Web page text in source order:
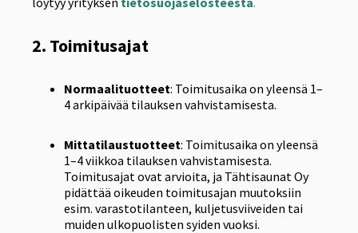
2. Toimitusajat
Normaalituotteet: Toimitusaika on yleensä 1–
4 arkipäivää tilauksen vahvistamisesta.
Mittatilaustuotteet: Toimitusaika on yleensä
1–4 viikkoa tilauksen vahvistamisesta.
Toimitusajat ovat arvioita, ja Tähtisaunat Oy
pidättää oikeuden toimitusajan muutoksiin
esim. varastotilanteen, kuljetusviiveiden tai
muiden ulkopuolisten syiden vuoksi.